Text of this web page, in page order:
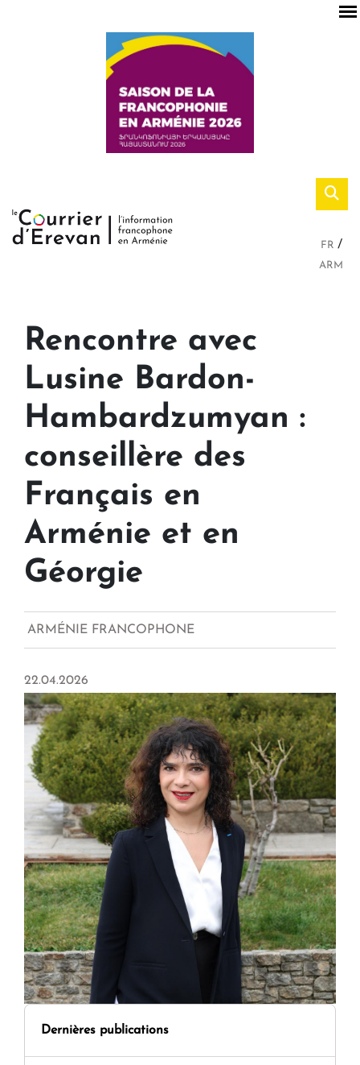
FR
ARM
Rencontre avec
Lusine Bardon-
Hambardzumyan :
conseillère des
Français en
Arménie et en
Géorgie
ARMÉNIE FRANCOPHONE
22.04.2026
Dernières publications